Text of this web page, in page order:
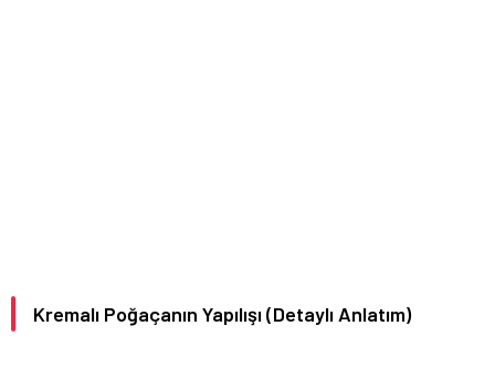
Kremalı Poğaçanın Yapılışı (Detaylı Anlatım)